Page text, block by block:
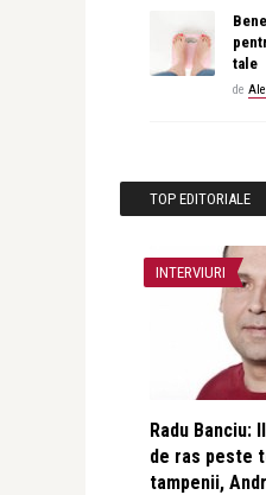
tale
de
TOP EDITORIALE
INTERVIURI
Radu Banciu:
de ras peste
tampenii,